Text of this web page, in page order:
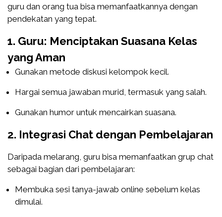
guru dan orang tua bisa memanfaatkannya dengan
pendekatan yang tepat.
1. Guru: Menciptakan Suasana Kelas
yang Aman
Gunakan metode diskusi kelompok kecil.
Hargai semua jawaban murid, termasuk yang salah.
Gunakan humor untuk mencairkan suasana.
2. Integrasi Chat dengan Pembelajaran
Daripada melarang, guru bisa memanfaatkan grup chat
sebagai bagian dari pembelajaran:
Membuka sesi tanya-jawab online sebelum kelas
dimulai.